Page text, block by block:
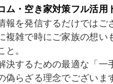
ム・空き家対策フル活用
を発信するだけではご
複雑で時にご家族の想
。
決するための最適な「一
らざる理念でございま